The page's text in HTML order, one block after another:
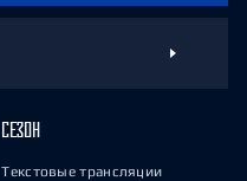
СЕЗОН
Текстовые трансляции